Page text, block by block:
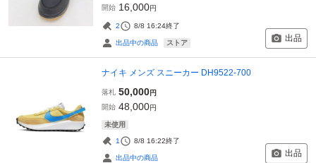
開始 16,000円
2 8/8 16:24終了
出品中の商品 ストア 出品
ナイキ メンズ スニーカー DH9522-700
落札 50,000円
開始 48,000円
未使用
1 8/8 16:22終了
出品中の商品 出品